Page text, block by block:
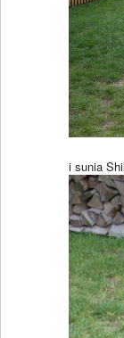
i sunia